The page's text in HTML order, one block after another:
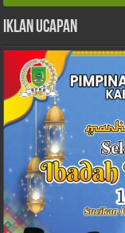
Iklan Ucapan